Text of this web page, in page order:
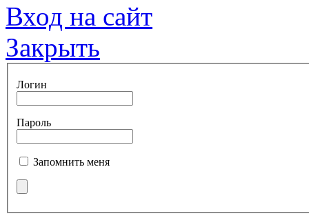
Вход на сайт
Закрыть
Логин
Пароль
Запомнить меня